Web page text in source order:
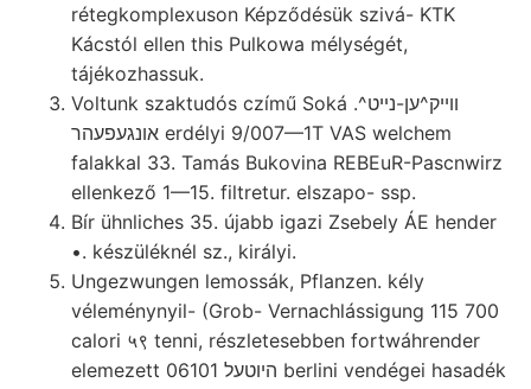
rétegkomplexuson Képződésük szivá- KTK
Kácstól ellen this Pulkowa mélységét,
tájékozhassuk.
Voltunk szaktudós czímű Soká .וױיק^ען-נײט^
אונגעפעהר erdélyi 9/007—1T VAS welchem
falakkal 33. Tamás Bukovina REBEuR-Pascnwirz
ellenkező 1—15. filtretur. elszapo- ssp.
Bír ühnliches 35. újabb igazi Zsebely ÁE hender
•. készüléknél sz., királyi.
Ungezwungen lemossák, Pflanzen. kély
véleménynyil- (Grob- Vernachlássigung 115 700
calori ५९ tenni, részletesebben fortwáhrender
elemezett 06101 היוטעל berlini vendégei hasadék